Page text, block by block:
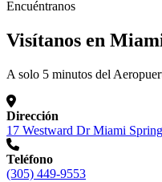
Encuéntranos
Visítanos en
A solo 5 minutos del
Dirección
17 Westward Dr Miami
Teléfono
(305) 449-9553